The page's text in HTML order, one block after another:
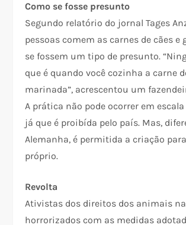
Como se fosse presunto
Segundo relatório do jornal Tages
pessoas comem as carnes de cães e
se fossem um tipo de presunto.
que é quando você cozinha a carne
marinada”, acrescentou um
A prática não pode ocorrer em
já que é proibída pelo país. Mas,
Alemanha, é permitida a criação
próprio.
Revolta
Ativistas dos direitos dos animais
horrorizados com as medidas